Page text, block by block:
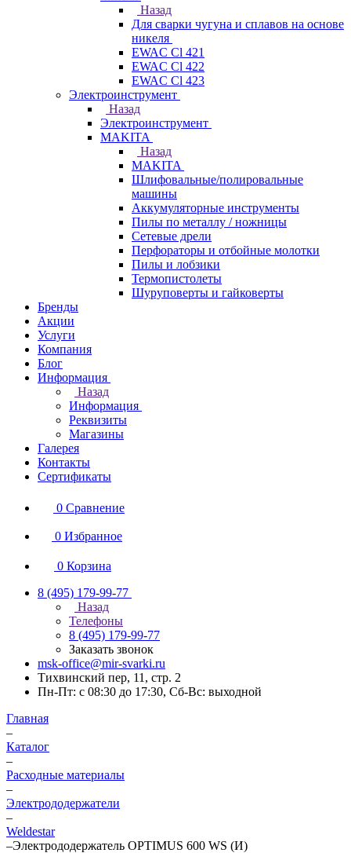
Назад
Для сварки чугуна и сплавов на основе
никеля
EWAC Cl 421
EWAC Cl 422
EWAC Cl 423
Электроинструмент
Назад
Электроинструмент
МAKITA
Назад
МAKITA
Шлифовальные/полировальные
машины
Аккумуляторные инструменты
Пилы по металлу / ножницы
Сетевые дрели
Перфораторы и отбойные молотки
Пилы и лобзики
Термопистолеты
Шуруповерты и гайковерты
Бренды
Акции
Услуги
Компания
Блог
Информация
Назад
Информация
Реквизиты
Магазины
Галерея
Контакты
Сертификаты
0 Сравнение
0 Избранное
0 Корзина
8 (495) 179-99-77
Назад
Телефоны
8 (495) 179-99-77
Заказать звонок
msk-office@mir-svarki.ru
Тихвинский пер, 11, стр. 2
Пн-Пт: с 08:30 до 17:30, Сб-Вс: выходной
Главная
–
Каталог
–
Расходные материалы
–
Электрододержатели
–
Weldestar
–Электрододержатель OPTIMUS 600 WS (И)